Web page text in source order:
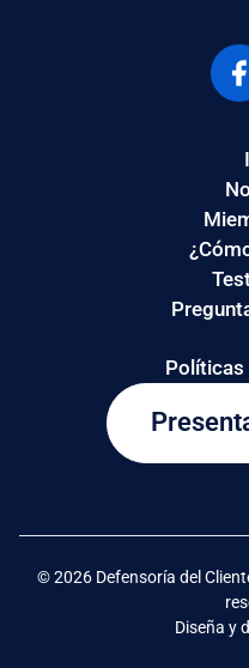
Políticas
© 2026 Defensoría del
Diseña y